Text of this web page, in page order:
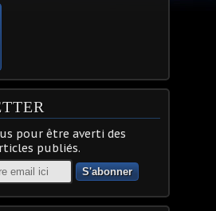
pour être averti des
publiés.